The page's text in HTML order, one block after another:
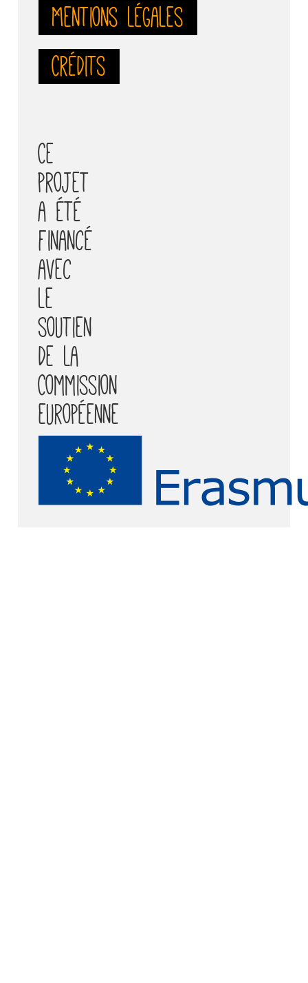
Mentions légales
Crédits
Ce
projet
a été
financé
avec
le
soutien
de la
Commission
européenne